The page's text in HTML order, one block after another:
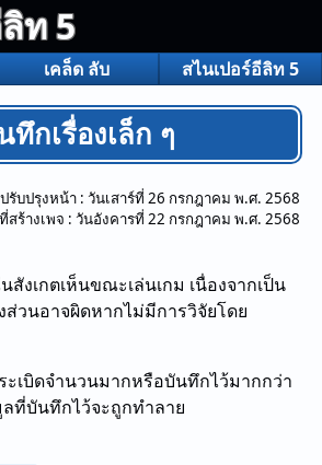
ท 5
เคล็ด ลับ สไนเปอร์อีลิท 5
ทึกเรื่องเล็ก ๆ
ปรับปรุงหน้า : วันเสาร์ที่ 26 กรกฎาคม พ.ศ. 2568
สร้างเพจ : วันอังคารที่ 22 กรกฎาคม พ.ศ. 2568
งเกตเห็นขณะเล่นเกม เนื่องจากเป็น
ส่วนอาจผิดหากไม่มีการวิจัยโดย
เบิดจํานวนมากหรือบันทึกไว้มากกว่า
ที่บันทึกไว้จะถูกทําลาย